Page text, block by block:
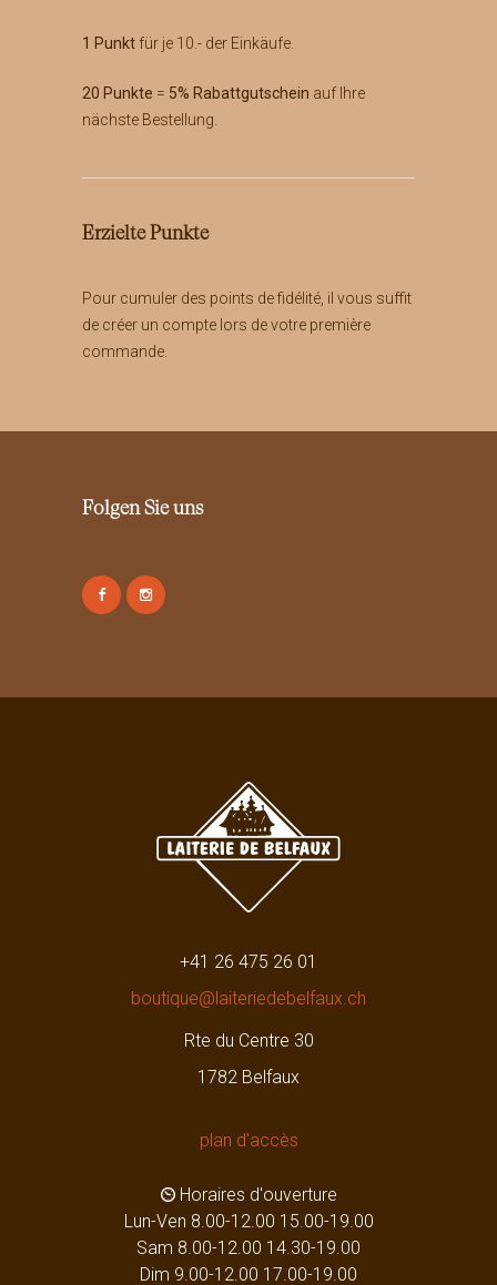
1 Punkt für je 10.- der Einkäufe.
20 Punkte = 5% Rabattgutschein auf Ihre
nächste Bestellung.
Erzielte Punkte
Pour cumuler des points de fidélité, il vous suffit
de créer un compte lors de votre première
commande.
Folgen Sie uns
+41 26 475 26 01
boutique@laiteriedebelfaux.ch
Rte du Centre 30
1782 Belfaux
plan d'accès
Horaires d'ouverture
Lun-Ven 8.00-12.00 15.00-19.00
Sam 8.00-12.00 14.30-19.00
Dim 9.00-12.00 17.00-19.00